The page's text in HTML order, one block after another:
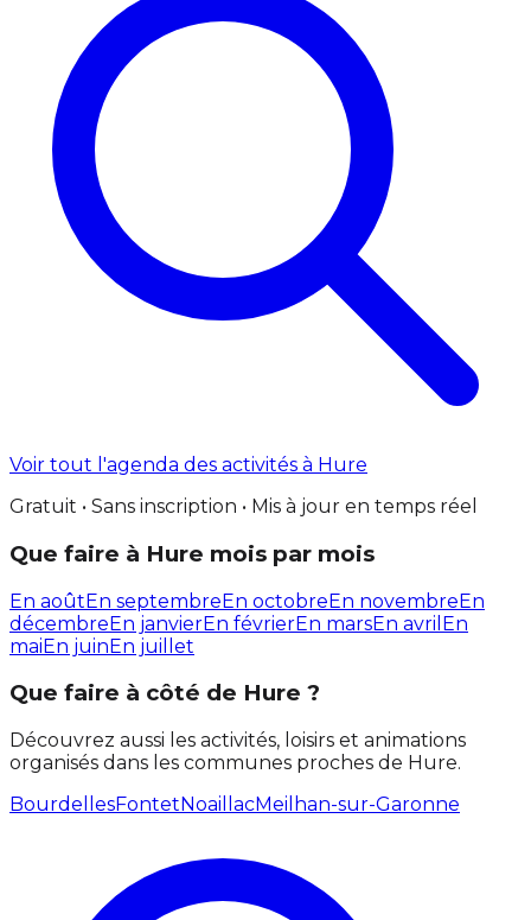
Voir tout l'agenda des activités à Hure
Gratuit • Sans inscription • Mis à jour en temps réel
Que faire à Hure mois par mois
En aoûtEn septembreEn octobreEn novembreEn
décembreEn janvierEn févrierEn marsEn avril En
maiEn juinEn juillet
Que faire à côté de Hure ?
Découvrez aussi les activités, loisirs et animations
organisés dans les communes proches de Hure.
BourdellesFontetNoaillacMeilhan-sur-Garonne